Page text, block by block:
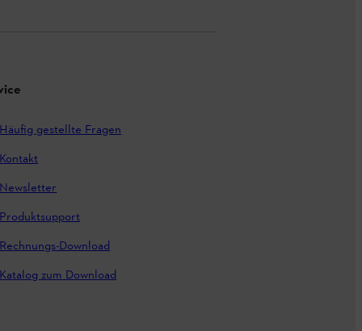
Häufig gestellte Fragen
Kontakt
Newsletter
Produktsupport
Rechnungs-Download
Katalog zum Download